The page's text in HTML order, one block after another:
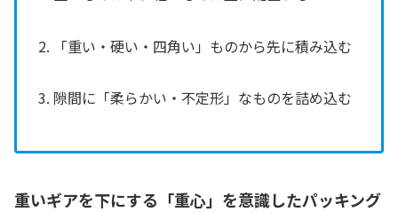
2. 「重い・硬い・四角い」ものから先に積み込む
3. 隙間に「柔らかい・不定形」なものを詰め込む
重いギアを下にする「重心」を意識したパッキング